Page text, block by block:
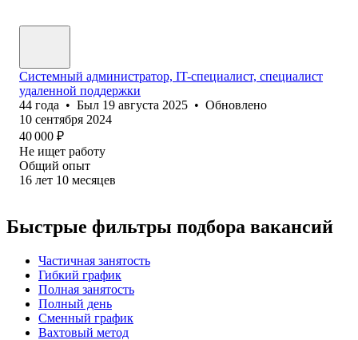
Системный администратор, IT-специалист, специалист
удаленной поддержки
44 года • Был 19 августа 2025 • Обновлено
10 сентября 2024
40 000 ₽
Не ищет работу
Общий опыт
16 лет 10 месяцев
Быстрые фильтры подбора вакансий
Частичная занятость
Гибкий график
Полная занятость
Полный день
Сменный график
Вахтовый метод